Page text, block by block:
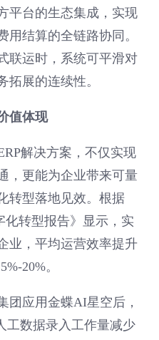
平台的生态集成，实现
用结算的全链路协同。
联运时，系统可平滑对
拓展的连续性。
值体现
解决方案，不仅实现
，更能为企业带来可量
转型落地见效。根据
化转型报告》显示，实
业，平均运营效率提升
20%。
团应用金蝶AI星空后，
工数据录入工作量减少